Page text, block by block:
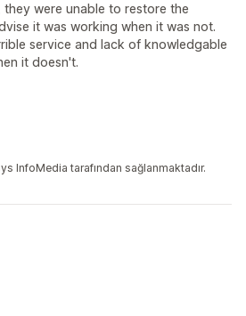
were unable to restore the
it was working when it was not.
service and lack of knowledgable
it doesn't.
InfoMedia tarafından sağlanmaktadır.